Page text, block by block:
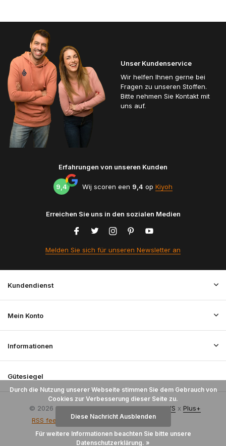
Unser Kundenservice
Wir helfen Ihnen gerne bei
Fragen zu unseren Stoffen.
Bitte nehmen Sie Kontakt mit
uns auf.
Erfahrungen von unseren Kunden
9,4 Wij scoren een 9,4 op Kiyoh
Erreichen Sie uns in den sozialen Medien
Melden Sie sich für unseren Newsletter an
Kundendienst
Mein Konto
Informationen
Gütesiegel
© 2026 StoffenBestellen.nl - Theme ByDMWS x Plus+
RSS feed
Durch die Nutzung unserer Webseite stimmen Sie dem Gebrauch von
Cookies zur Verbesserung dieser Seite zu.
Diese Nachricht Ausblenden
Für weitere Informationen beachten Sie bitte unsere
Datenschutzerklärung. »